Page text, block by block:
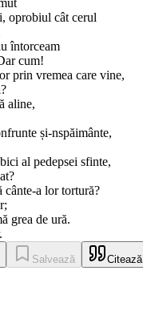
oprobiul cât cerul
întorceam
cum!
prin vremea care vine,
aline,
și-nspăimânte,
al pedepsei sfinte,
cânte-a lor tortură?
grea de ură.
Salvează Citează